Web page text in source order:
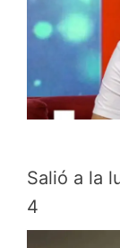
Salió a la
4